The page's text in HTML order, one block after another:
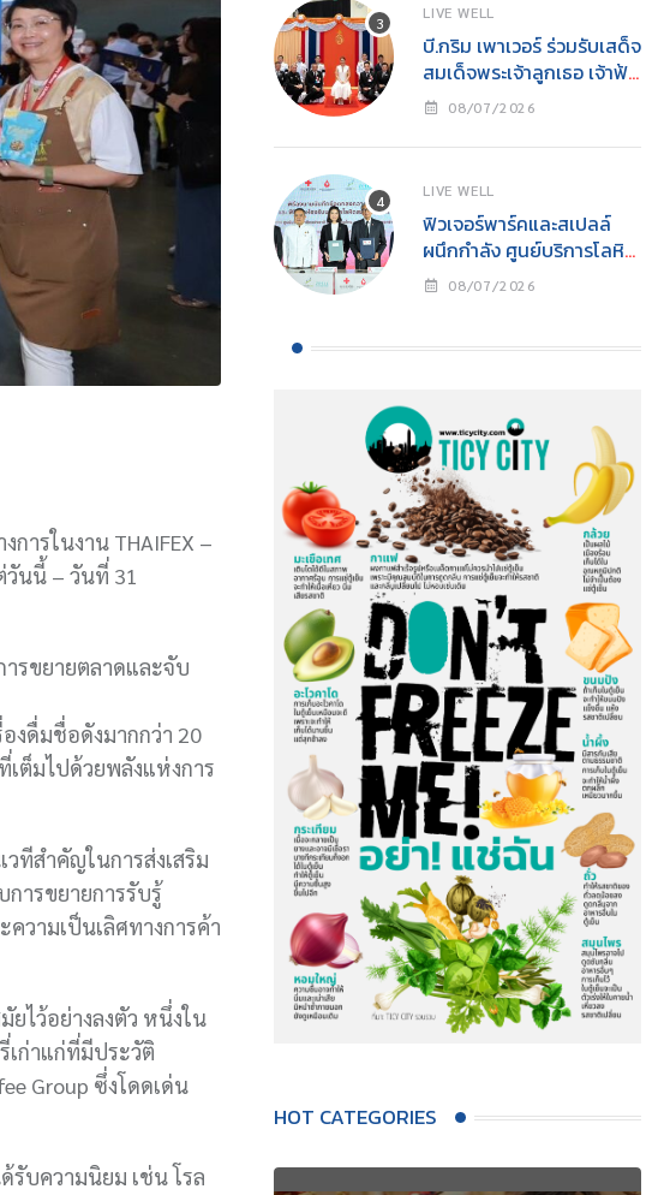
ารในงาน THAIFEX –
นนี้ – วันที่ 31
รขยายตลาดและจับ
งดื่มชื่อดังมากกว่า 20
ต็มไปด้วยพลังแห่งการ
วทีสำคัญในการส่งเสริม
ารขยายการรับรู้
วามเป็นเลิศทางการค้า
ไว้อย่างลงตัว หนึ่งใน
เก่าแก่ที่มีประวัติ
Group ซึ่งโดดเด่น
บความนิยม เช่น โรล
LIVE WELL
บี.กริม เพาเวอร์ ร่วมรับเสด็จ
สมเด็จพระเจ้าลูกเธอ เจ้าฟ้า
สิริวัณณวรี นารีรัตนราช
รักษ์ทะเล SEA THE
อนุรักษ์ทะเลแห่งปีเพื่อการ
อนุรักษ์ทรัพยากรทางทะเล
อย่างยั่งยืน
08/07/2026
LIVE WELL
ฟิวเจอร์พาร์คและสเปลล์
ผนึกกำลัง ศูนย์บริการโลหิต
แห่งชาติ สภากาชาดไทย
แห่งแรกในศูนย์การค้า
เดินหน้าสร้างสังคมแห่งการ
ให้
08/07/2026
HOT CATEGORIES